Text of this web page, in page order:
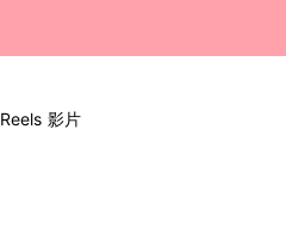
Reels 影片